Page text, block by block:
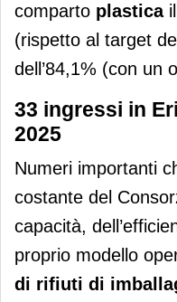
comparto plasticail
(rispetto al target
dell’84,1% (con un
33 ingressi in
2025
Numeri importanti
costante del
capacità,
proprio modello
di rifiuti di